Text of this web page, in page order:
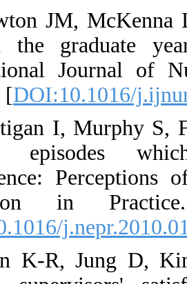
25. Newton JM,
through the
International
1231-7. [
26. Hartigan I,
nursing
competence:
Education in
[DOI:10.1016/
27. Shin K-R,